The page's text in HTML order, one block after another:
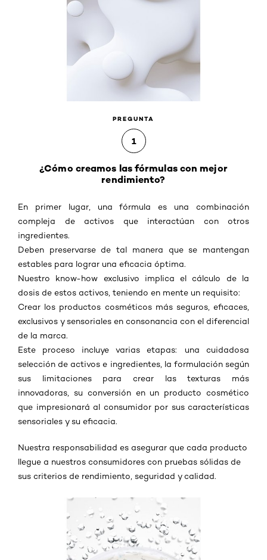
PREGUNTA
1
¿Cómo creamos las fórmulas con mejor
rendimiento?
En primer lugar, una fórmula es una combinación
compleja de activos que interactúan con otros
ingredientes.
Deben preservarse de tal manera que se mantengan
estables para lograr una eficacia óptima.
Nuestro know-how exclusivo implica el cálculo de la
dosis de estos activos, teniendo en mente un requisito:
Crear los productos cosméticos más seguros, eficaces,
exclusivos y sensoriales en consonancia con el diferencial
de la marca.
Este proceso incluye varias etapas: una cuidadosa
selección de activos e ingredientes, la formulación según
sus limitaciones para crear las texturas más
innovadoras, su conversión en un producto cosmético
que impresionará al consumidor por sus características
sensoriales y su eficacia.
Nuestra responsabilidad es asegurar que cada producto
llegue a nuestros consumidores con pruebas sólidas de
sus criterios de rendimiento, seguridad y calidad.